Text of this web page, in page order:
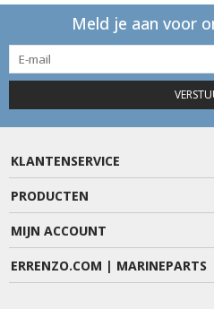
Meld je aan voor
KLANTENSERVICE
PRODUCTEN
MIJN ACCOUNT
ERRENZO.COM | MARINEPARTS